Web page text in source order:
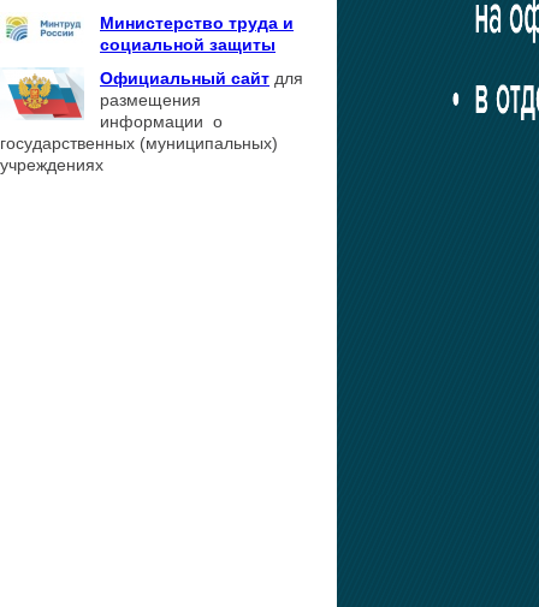
Министерство труда и
социальной защиты
Официальный сайт для
размещения
информации о
государственных (муниципальных)
учреждениях